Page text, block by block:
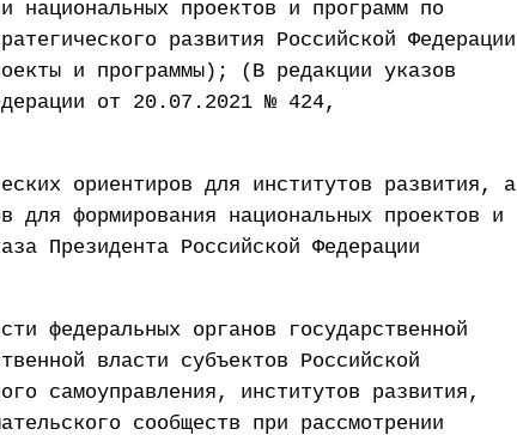
национальных проектов и программ по
развития Российской Федерации
и программы); (В редакции указов
от 20.07.2021 № 424,
ориентиров для институтов развития, а
для формирования национальных проектов и
Президента Российской Федерации
федеральных органов государственной
власти субъектов Российской
самоуправления, институтов развития,
сообществ при рассмотрении